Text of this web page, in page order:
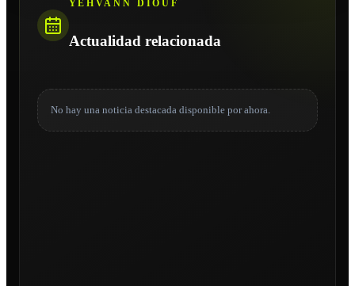
YEHVANN DIOUF
Actualidad relacionada
No hay una noticia destacada disponible por ahora.